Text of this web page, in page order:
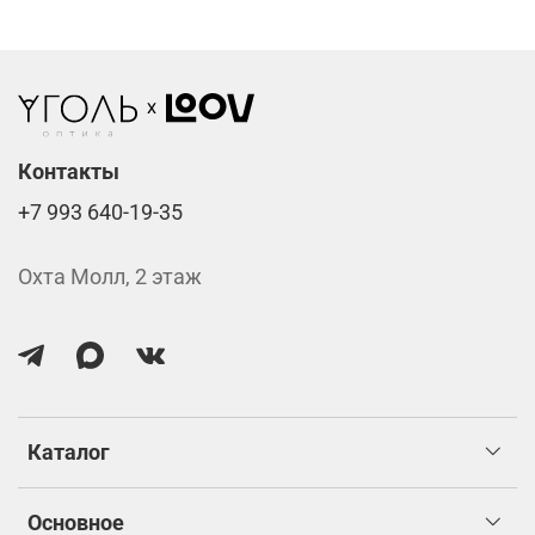
Каталог
Основное
Контакты
+7 993 640-19-35
Охта Молл, 2 этаж